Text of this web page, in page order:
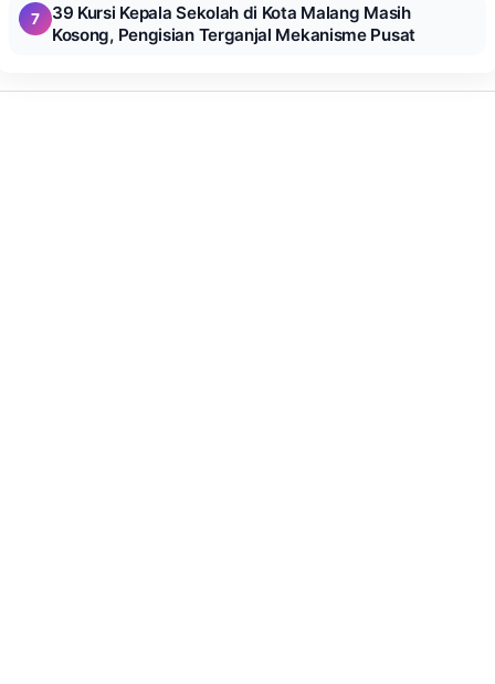
7
39 Kursi Kepala Sekolah di Kota Malang Masih
Kosong, Pengisian Terganjal Mekanisme Pusat